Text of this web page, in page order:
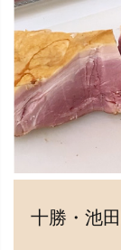
十勝・池